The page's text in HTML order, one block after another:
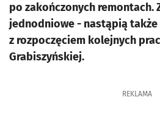
po zakończonych remontach.
jednodniowe - nastąpią także
z rozpoczęciem kolejnych
Grabiszyńskiej.
REKLAMA